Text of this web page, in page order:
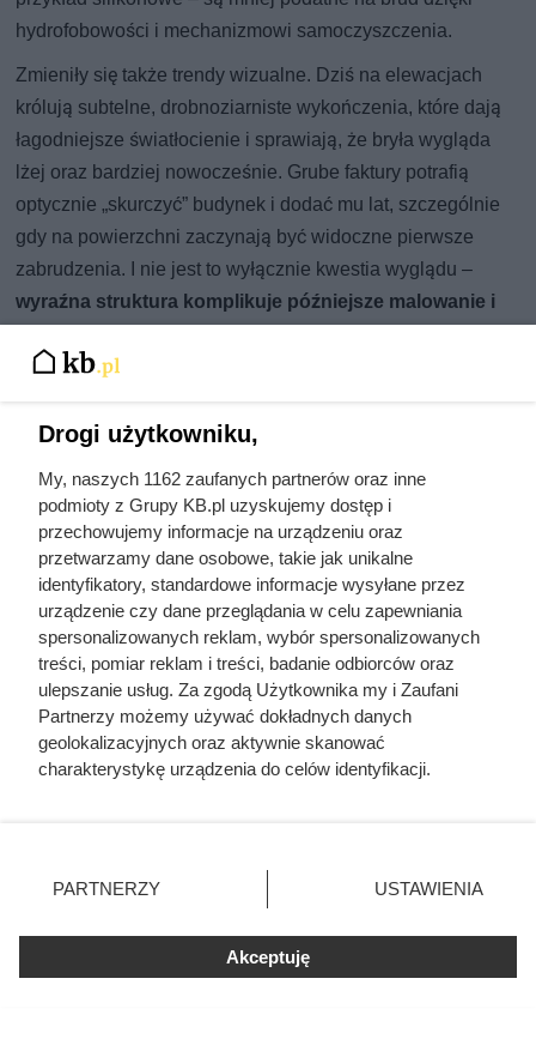
hydrofobowości i mechanizmowi samoczyszczenia.
Zmieniły się także trendy wizualne. Dziś na elewacjach
królują subtelne, drobnoziarniste wykończenia, które dają
łagodniejsze światłocienie i sprawiają, że bryła wygląda
lżej oraz bardziej nowocześnie. Grube faktury potrafią
optycznie „skurczyć” budynek i dodać mu lat, szczególnie
gdy na powierzchni zaczynają być widoczne pierwsze
zabrudzenia. I nie jest to wyłącznie kwestia wyglądu –
wyraźna struktura komplikuje późniejsze malowanie i
zużycie farby i droższą renowację elewacji.
Jasna elewacja odbija więcej promieni słonecznych niż ciemna,
Drogi użytkowniku,
My, naszych 1162 zaufanych partnerów oraz inne
podmioty z Grupy KB.pl uzyskujemy dostęp i
przechowujemy informacje na urządzeniu oraz
przetwarzamy dane osobowe, takie jak unikalne
identyfikatory, standardowe informacje wysyłane przez
urządzenie czy dane przeglądania w celu zapewniania
spersonalizowanych reklam, wybór spersonalizowanych
treści, pomiar reklam i treści, badanie odbiorców oraz
ulepszanie usług. Za zgodą Użytkownika my i Zaufani
Partnerzy możemy używać dokładnych danych
geolokalizacyjnych oraz aktywnie skanować
charakterystykę urządzenia do celów identyfikacji.
zmienić/wycofać klikając przycisk ustawień prywatności
znajdujący się w lewym dolnym rogu strony. Niektóre
użytkownika, ale masz prawo sprzeciwić się takiemu
przetwarzaniu. Preferencje będą miały zastosowania tylko
PARTNERZY USTAWIENIA
Akceptuję